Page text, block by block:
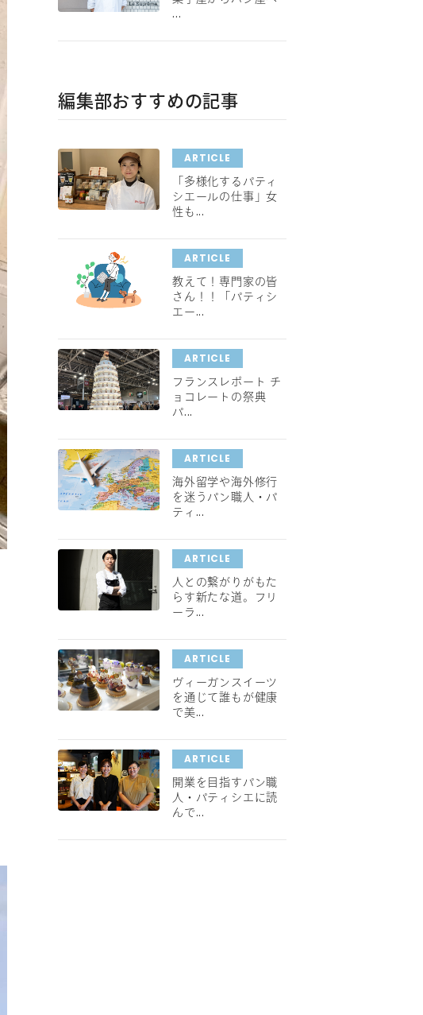
...
編集部おすすめの記事
ARTICLE
「多様化するパティ
シエールの仕事」女
性も...
ARTICLE
教えて！専門家の皆
さん！！「パティシ
エー...
ARTICLE
フランスレポート チ
ョコレートの祭典
パ...
ARTICLE
海外留学や海外修行
を迷うパン職人・パ
ティ...
ARTICLE
人との繋がりがもた
らす新たな道。フリ
ーラ...
ARTICLE
ヴィーガンスイーツ
を通じて誰もが健康
で美...
ARTICLE
開業を目指すパン職
人・パティシエに読
んで...